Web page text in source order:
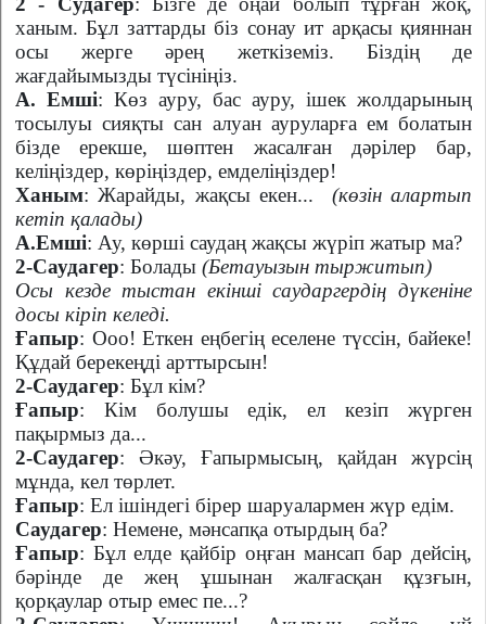
ханым. Бұл заттарды біз сонау ит арқасы қияннан
осы жерге әрең жеткіземіз. Біздің де
жағдайымызды түсініңіз.
А. Емші: Көз ауру, бас ауру, ішек жолдарының
тосылуы сияқты сан алуан ауруларға ем болатын
бізде ерекше, шөптен жасалған дәрілер бар,
келіңіздер, көріңіздер, емделіңіздер!
Ханым: Жарайды, жақсы екен...
(көзін алартып
кетіп қалады)
А.Емші: Ау, көрші саудаң жақсы жүріп жатыр ма?
2-Саудагер: Болады (Бетауызын тыржитып)
Осы кезде тыстан екінші саударгердің дүкеніне
досы кіріп келеді.
Ғапыр: Ооо! Еткен еңбегің еселене түссін, байеке!
Құдай берекеңді арттырсын!
2-Саудагер: Бұл кім?
Ғапыр: Кім болушы едік, ел кезіп жүрген
пақырмыз да...
2-Саудагер: Әкәу, Ғапырмысың, қайдан жүрсің
мұнда, кел төрлет.
Ғапыр: Ел ішіндегі бірер шаруалармен жүр едім.
Саудагер: Немене, мәнсапқа отырдың ба?
Ғапыр: Бұл елде қайбір оңған мансап бар дейсің,
бәрінде де жең ұшынан жалғасқан құзғын,
қорқаулар отыр емес пе...?